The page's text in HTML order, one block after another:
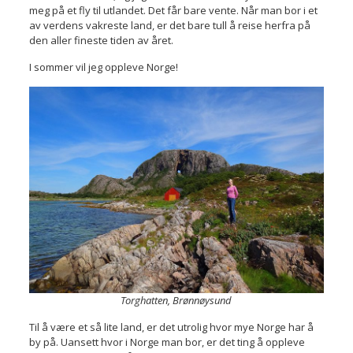
meg på et fly til utlandet. Det får bare vente. Når man bor i et
av verdens vakreste land, er det bare tull å reise herfra på
den aller fineste tiden av året.
I sommer vil jeg oppleve Norge!
Torghatten, Brønnøysund
Til å være et så lite land, er det utrolig hvor mye Norge har å
by på. Uansett hvor i Norge man bor, er det ting å oppleve